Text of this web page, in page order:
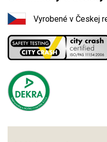
Vyrobené v Českej